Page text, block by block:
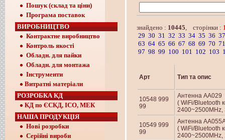
Пошук (склад та ціни)
Програма поставок
ВИРОБНИЦТВО
Контрактне виробництво
Контроль якості
Обладн. для пайки
Обладн. для монтажа
Інструменти
Витратні матеріали
РОЗРОБКА КД
КД по ЄСКД, ІСО, МЕК
НАША ПРОДУКЦІЯ
Нові розробки
Серійні вироби
знайдено : 10445, сторінки :
29 30 31 32 33 34 35 36 37
63 64 65 66 67 68 69 70 71
97 98 99 100 101 102 103
Арт Тип та опис
10548 999
99
Антенна AA029
( WiFi/Bluetooth
2400~2500MHz,
10549 999
99
Антенна
( WiFi/Bluetooth
2400~2500MHz,